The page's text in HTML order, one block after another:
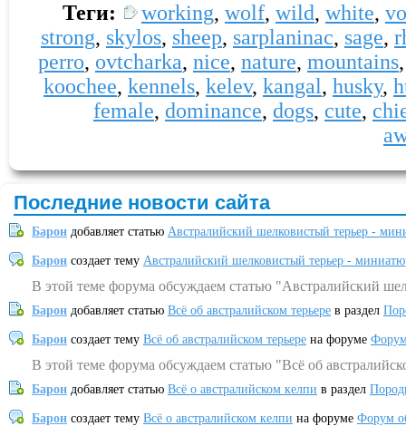
Теги: working, wolf, wild, white,
strong, skylos, sheep, sarplaninac, sage,
perro, ovtcharka, nice, nature, mountains
koochee, kennels, kelev, kangal, husky,
female, dominance, dogs, cute,
Последние новости сайта
Барон добавляет статью Австралийский шелковистый терьер -
Барон создает тему Австралийский шелковистый терьер -
В этой теме форума обсуждаем статью "Австралийский
Барон добавляет статью Всё об австралийском терьере в раздел
Барон создает тему Всё об австралийском терьере на форуме
В этой теме форума обсуждаем статью "Всё об
Барон добавляет статью Всё о австралийском келпи в раздел
Барон создает тему Всё о австралийском келпи на форуме Форум